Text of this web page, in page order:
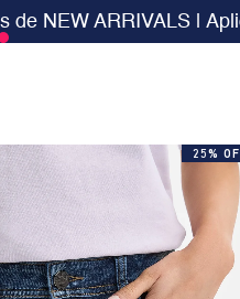
$400.000 en SALE |
25%